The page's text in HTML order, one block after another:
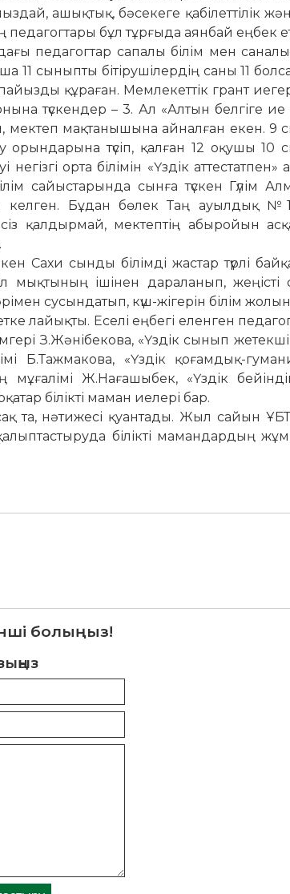
ашық­­тық, бәсекеге қабілеттілік
педа­гог­тары бұл тұрғыда аянбай еңбек
педа­гогтар сапалы білім мен
сыныпты бітірушілердің саны 11
құраған. Мемлекеттік грант
түскендер – 3. Ал «Алтын белгіге ие
мектеп мақтанышына айналған екен. 9
орындарына түсіп, қалған 12 оқушы 10
орта білімін «Үздік аттестатпен»
сайыс­тарында сынға түскен Гүлім
Бұдан бөлек Таң ауылдық
қалдырмай, мектептің абыройын
Сахи сынды білімді жастар түрлі
мық­тының ішінен дараланып, жеңісті
сусындатып, күш-жігерін білім
лайықты. Еселі еңбегі елен­ген
З.Жәнібекова, «Үздік сы­нып
Б.Тажмакова, «Үздік қоғам­дық-
мұ­ғалімі Ж.Нағашыбек, «Үздік
білікті маман иелері бар.
та, нәтижесі қуантады. Жыл сайын
білікті мамандардың
болыңыз!